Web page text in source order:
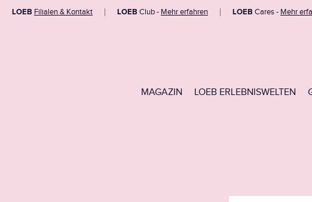
LOEB Filialen & Kontakt LOEB Club - Mehr erfahren LOEB Cares - Mehr
MAGAZIN LOEB ERLEBNISWELTEN